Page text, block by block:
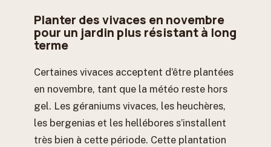
Planter des vivaces en novembre
pour un jardin plus résistant à long
terme
Certaines vivaces acceptent d’être plantées
en novembre, tant que la météo reste hors
gel. Les géraniums vivaces, les heuchères,
les bergenias et les hellébores s’installent
très bien à cette période. Cette plantation